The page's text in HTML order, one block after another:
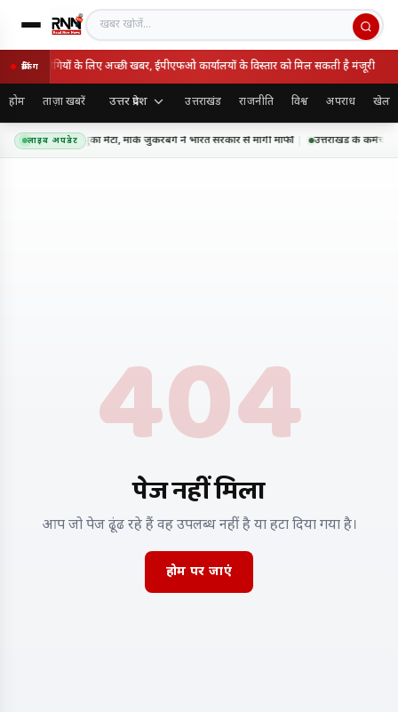
खबर खोजें
ब्रेकिंग
और पेंशनभोगियों के लिए अच्छी खबर, ईपीएफओ कार्यालयों के विस्तार को मिल सकती है मंजूरी
होम ताज़ा खबरें उत्तर प्रदेश उत्तराखंड राजनीति विश्व अपराध खेल
लाइव अपडेट
कंटेंट पर झुका मेटा, मार्क जुकरबर्ग ने भारत सरकार से मांगी माफी उत्तराखंड के
404
पेज नहीं मिला
आप जो पेज ढूंढ रहे हैं वह उपलब्ध नहीं है या हटा दिया गया है।
होम पर जाएं